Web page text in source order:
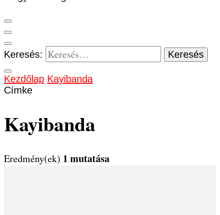
Keresés:
Kezdőlap Kayibanda
Címke
Kayibanda
Eredmény(ek) 1 mutatása